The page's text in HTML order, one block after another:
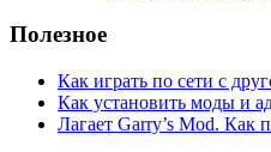
Полезное
Как играть по сети с
Как установить моды и
Лагает Garry’s Mod. Как